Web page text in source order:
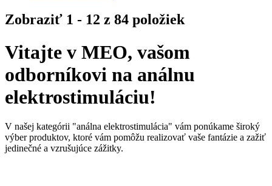
Zobraziť 1 - 12 z 84 položiek
Vitajte v MEO, vašom
odborníkovi na análnu
elektrostimuláciu!
V našej kategórii "análna elektrostimulácia" vám ponúkame široký
výber produktov, ktoré vám pomôžu realizovať vaše fantázie a zažiť
jedinečné a vzrušujúce zážitky.